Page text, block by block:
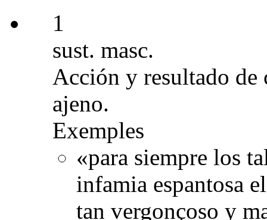
1
sust. masc.
Acción y resultado de
ajeno.
Exemples
«para siempre los
infamia espantosa
tan vergonçoso y